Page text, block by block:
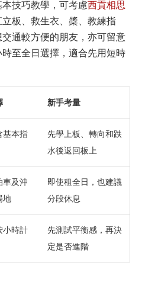
技巧教學，可考慮西貢相思
立板、救生衣、槳、教練指
通較方便的朋友，亦可留意
時至全日選擇，適合先用短時
新手考量
基本指
先學上板、轉向和跌
水後返回板上
車及沖
地
即使租全日，也建議
分段休息
小時計
先測試平衡感，再決
定是否進階